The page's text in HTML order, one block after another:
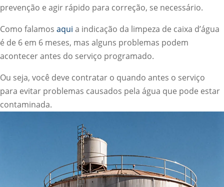
prevenção e agir rápido para correção, se necessário.
Como falamos aqui a indicação da limpeza de caixa d’água
é de 6 em 6 meses, mas alguns problemas podem
acontecer antes do serviço programado.
Ou seja, você deve contratar o quando antes o serviço
para evitar problemas causados pela água que pode estar
contaminada.